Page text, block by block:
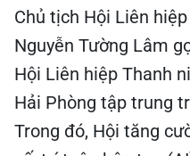
Chủ tịch Hội Liên
Nguyễn Tường Lâm
Hội Liên hiệp Thanh
Hải Phòng tập trung
Trong đó, Hội tăng